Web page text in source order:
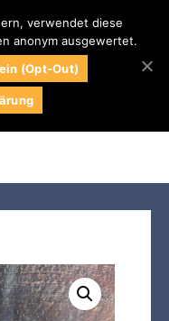
Naturstein
Centrum LPM
Naturstein Shop
0
/
verwendet diese
anonym ausgewertet.
(Opt-Out)